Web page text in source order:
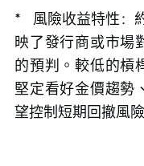
*   風險收益特性：
映了發行商或市場
的預判。較低的槓
堅定看好金價趨勢
望控制短期回撤風